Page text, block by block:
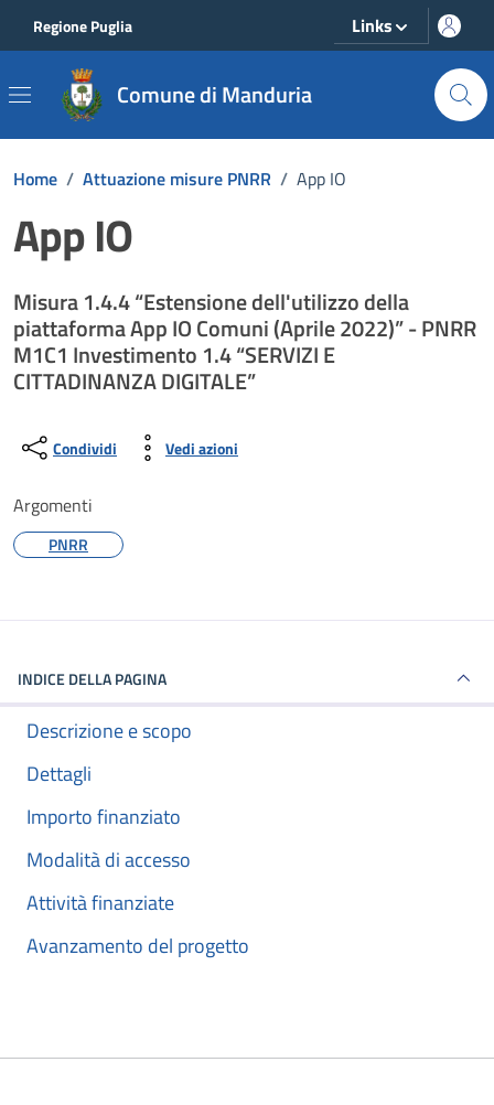
Regione Puglia Links
Comune di Manduria
Home / Attuazione misure PNRR / App IO
App IO
Misura 1.4.4 “Estensione dell'utilizzo della
piattaforma App IO Comuni (Aprile 2022)” - PNRR
M1C1 Investimento 1.4 “SERVIZI E
CITTADINANZA DIGITALE”
Condividi Vedi azioni
Argomenti
PNRR
INDICE DELLA PAGINA
Descrizione e scopo
Dettagli
Importo finanziato
Modalità di accesso
Attività finanziate
Avanzamento del progetto